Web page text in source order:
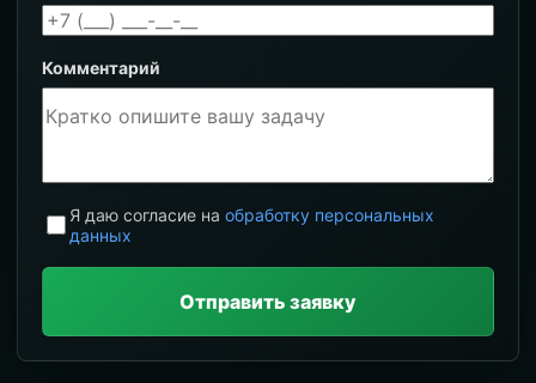
Комментарий
Я даю согласие на обработку персональных
данных
Отправить заявку